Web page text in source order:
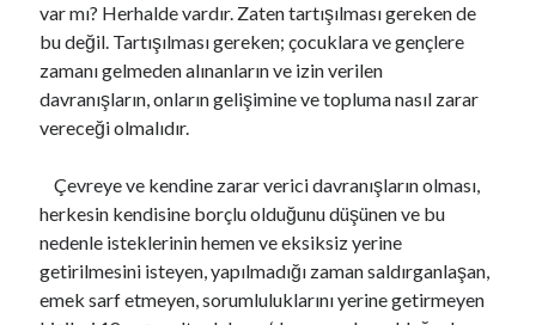
var mı? Herhalde vardır. Zaten tartışılması gereken de
bu değil. Tartışılması gereken; çocuklara ve gençlere
zamanı gelmeden alınanların ve izin verilen
davranışların, onların gelişimine ve topluma nasıl zarar
vereceği olmalıdır.
Çevreye ve kendine zarar verici davranışların olması,
herkesin kendisine borçlu olduğunu düşünen ve bu
nedenle isteklerinin hemen ve eksiksiz yerine
getirilmesini isteyen, yapılmadığı zaman saldırganlaşan,
emek sarf etmeyen, sorumluluklarını yerine getirmeyen